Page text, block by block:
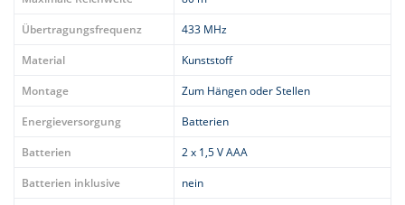
Übertragungsfrequenz
433 MHz
Material
Kunststoff
Montage
Zum Hängen oder Stellen
Energieversorgung
Batterien
Batterien
2 x 1,5 V AAA
Batterien inklusive
nein